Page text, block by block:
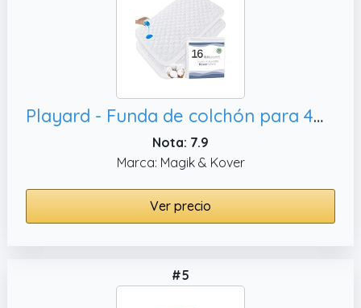
Playard - Funda de colchón para 4moms Breeze Plus portátil, 28.5 x 41 pulgadas
Nota: 7.9
Marca: Magik & Kover
Ver precio
#5